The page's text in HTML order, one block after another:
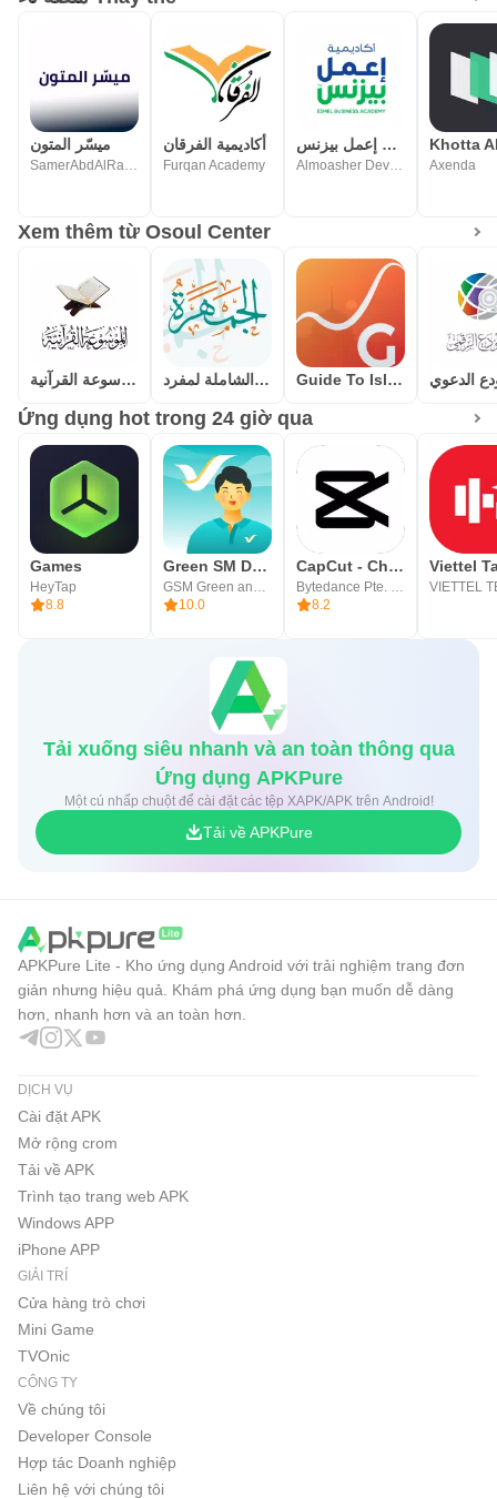
ميسّر المتون
SamerAbdAlRahmanQadi
أكاديمية الفرقان
Furqan Academy
أكاديمية إعمل بيزنس
Almoasher Developers Team Axenda
Xem thêm từ Osoul Center
الموسوعة القرآنية الجمهرة(الموسوعة الشاملة لمفرد Guide To Islam الدعوي
Ứng dụng hot trong 24 giờ qua
Games
HeyTap
8.8
Green SM Driver
GSM Green and Smart Mobility JSC
10.0
CapCut - Chỉnh sửa video
Bytedance Pte. Ltd.
8.2
Viettel
Tải xuống siêu nhanh và an toàn thông qua
Ứng dụng APKPure
Một cú nhấp chuột để cài đặt các tệp XAPK/APK trên Android!
Tải về APKPure
APKPure Lite - Kho ứng dụng Android với trải nghiệm trang đơn
giản nhưng hiệu quả. Khám phá ứng dụng bạn muốn dễ dàng
hơn, nhanh hơn và an toàn hơn.
DỊCH VỤ
Cài đặt APK
Mở rộng crom
Tải về APK
Trình tạo trang web APK
Windows APP
iPhone APP
GIẢI TRÍ
Cửa hàng trò chơi
Mini Game
TVOnic
CÔNG TY
Về chúng tôi
Developer Console
Hợp tác Doanh nghiệp
Liên hệ với chúng tôi